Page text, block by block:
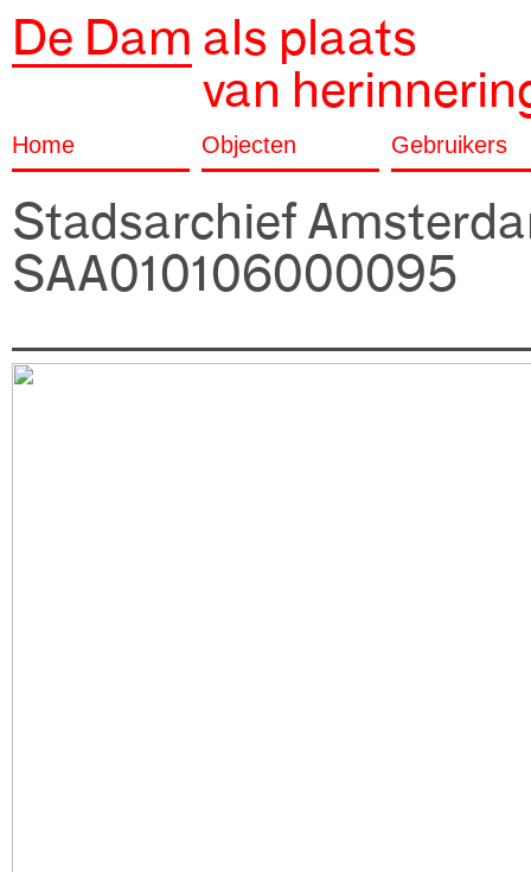
De Dam als plaats
van
Home Objecten Gebruikers
Stadsarchief
SAA010106000095